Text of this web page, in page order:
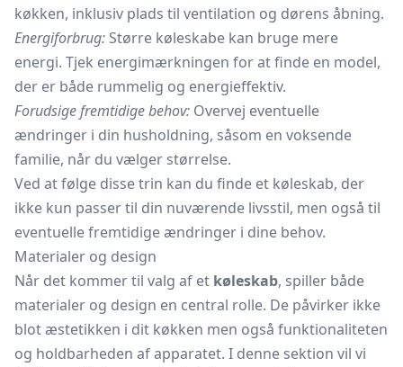
køkken, inklusiv plads til ventilation og dørens åbning.
Energiforbrug: Større køleskabe kan bruge mere
energi. Tjek energimærkningen for at finde en model,
der er både rummelig og energieffektiv.
Forudsige fremtidige behov: Overvej eventuelle
ændringer i din husholdning, såsom en voksende
familie, når du vælger størrelse.
Ved at følge disse trin kan du finde et køleskab, der
ikke kun passer til din nuværende livsstil, men også til
eventuelle fremtidige ændringer i dine behov.
Materialer og design
Når det kommer til valg af et køleskab, spiller både
materialer og design en central rolle. De påvirker ikke
blot æstetikken i dit køkken men også funktionaliteten
og holdbarheden af apparatet. I denne sektion vil vi